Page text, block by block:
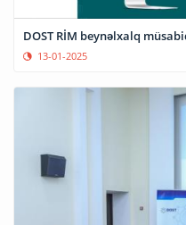
DOST RİM beynəlxalq
13-01-2025